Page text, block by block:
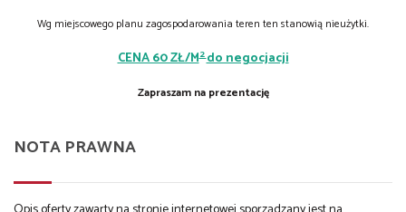
Wg miejscowego planu zagospodarowania teren ten stanowią nieużytki.
CENA 60 ZŁ/M2do negocjacji
Zapraszam na prezentację
NOTA PRAWNA